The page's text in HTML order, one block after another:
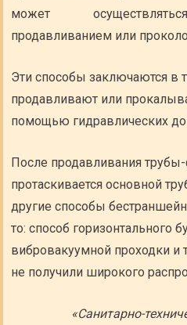
может
продавливанием или
Эти способы заключаются в
продавливают или
помощью гидравлических
После продавливания трубы-
протаскивается основной
другие способы
то: способ горизонтального
вибровакуумной проходки и
не получили широкого
«Санитарно-